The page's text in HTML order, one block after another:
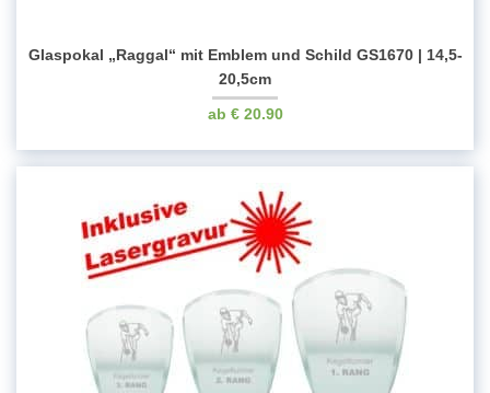
Glaspokal „Raggal“ mit Emblem und Schild GS1670 | 14,5-
20,5cm
€20.90